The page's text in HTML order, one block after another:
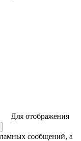
Для отображения
сообщений, а